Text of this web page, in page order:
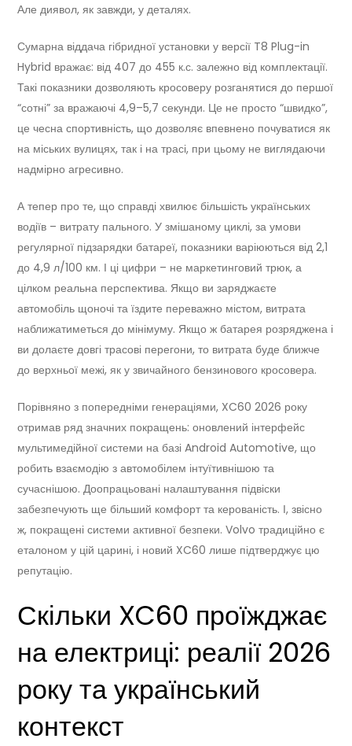
Але диявол, як завжди, у деталях.
Сумарна віддача гібридної установки у версії T8 Plug-in
Hybrid вражає: від 407 до 455 к.с. залежно від комплектації.
Такі показники дозволяють кросоверу розганятися до першої
“сотні” за вражаючі 4,9–5,7 секунди. Це не просто “швидко”,
це чесна спортивність, що дозволяє впевнено почуватися як
на міських вулицях, так і на трасі, при цьому не виглядаючи
надмірно агресивно.
А тепер про те, що справді хвилює більшість українських
водіїв – витрату пального. У змішаному циклі, за умови
регулярної підзарядки батареї, показники варіюються від 2,1
до 4,9 л/100 км. І ці цифри – не маркетинговий трюк, а
цілком реальна перспектива. Якщо ви заряджаєте
автомобіль щоночі та їздите переважно містом, витрата
наближатиметься до мінімуму. Якщо ж батарея розряджена і
ви долаєте довгі трасові перегони, то витрата буде ближче
до верхньої межі, як у звичайного бензинового кросовера.
Порівняно з попередніми генераціями, XC60 2026 року
отримав ряд значних покращень: оновлений інтерфейс
мультимедійної системи на базі Android Automotive, що
робить взаємодію з автомобілем інтуїтивнішою та
сучаснішою. Доопрацьовані налаштування підвіски
забезпечують ще більший комфорт та керованість. І, звісно
ж, покращені системи активної безпеки. Volvo традиційно є
еталоном у цій царині, і новий XC60 лише підтверджує цю
репутацію.
Скільки XC60 проїжджає
на електриці: реалії 2026
року та український
контекст